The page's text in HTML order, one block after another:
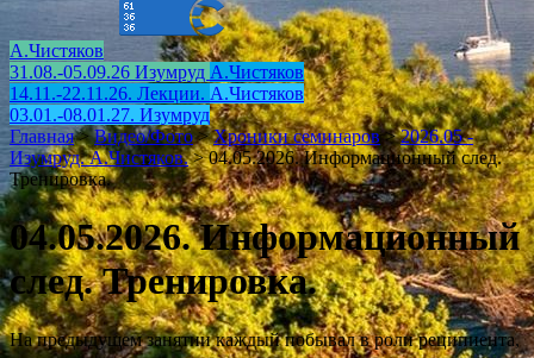
А.Чистяков
31.08.-05.09.26 Изумруд А.Чистяков
14.11.-22.11.26. Лекции. А.Чистяков
03.01.-08.01.27. Изумруд
Главная > Видео/Фото > Хроники семинаров > 2026.05 -
Изумруд. А.Чистяков. > 04.05.2026. Информационный след.
Тренировка.
04.05.2026. Информационный
след. Тренировка.
На предыдущем занятии каждый побывал в роли реципиента,